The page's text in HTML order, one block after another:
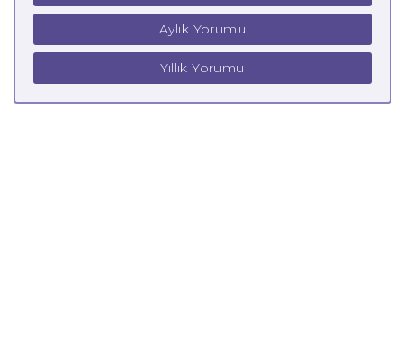
Aylık Yorumu
Yıllık Yorumu